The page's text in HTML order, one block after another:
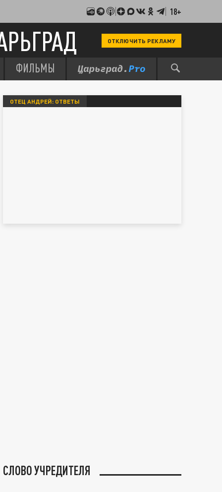
18+
ОТКЛЮЧИТЬ РЕКЛАМУ
ФИЛЬМЫ
ОТЕЦ АНДРЕЙ: ОТВЕТЫ
СЛОВО УЧРЕДИТЕЛЯ